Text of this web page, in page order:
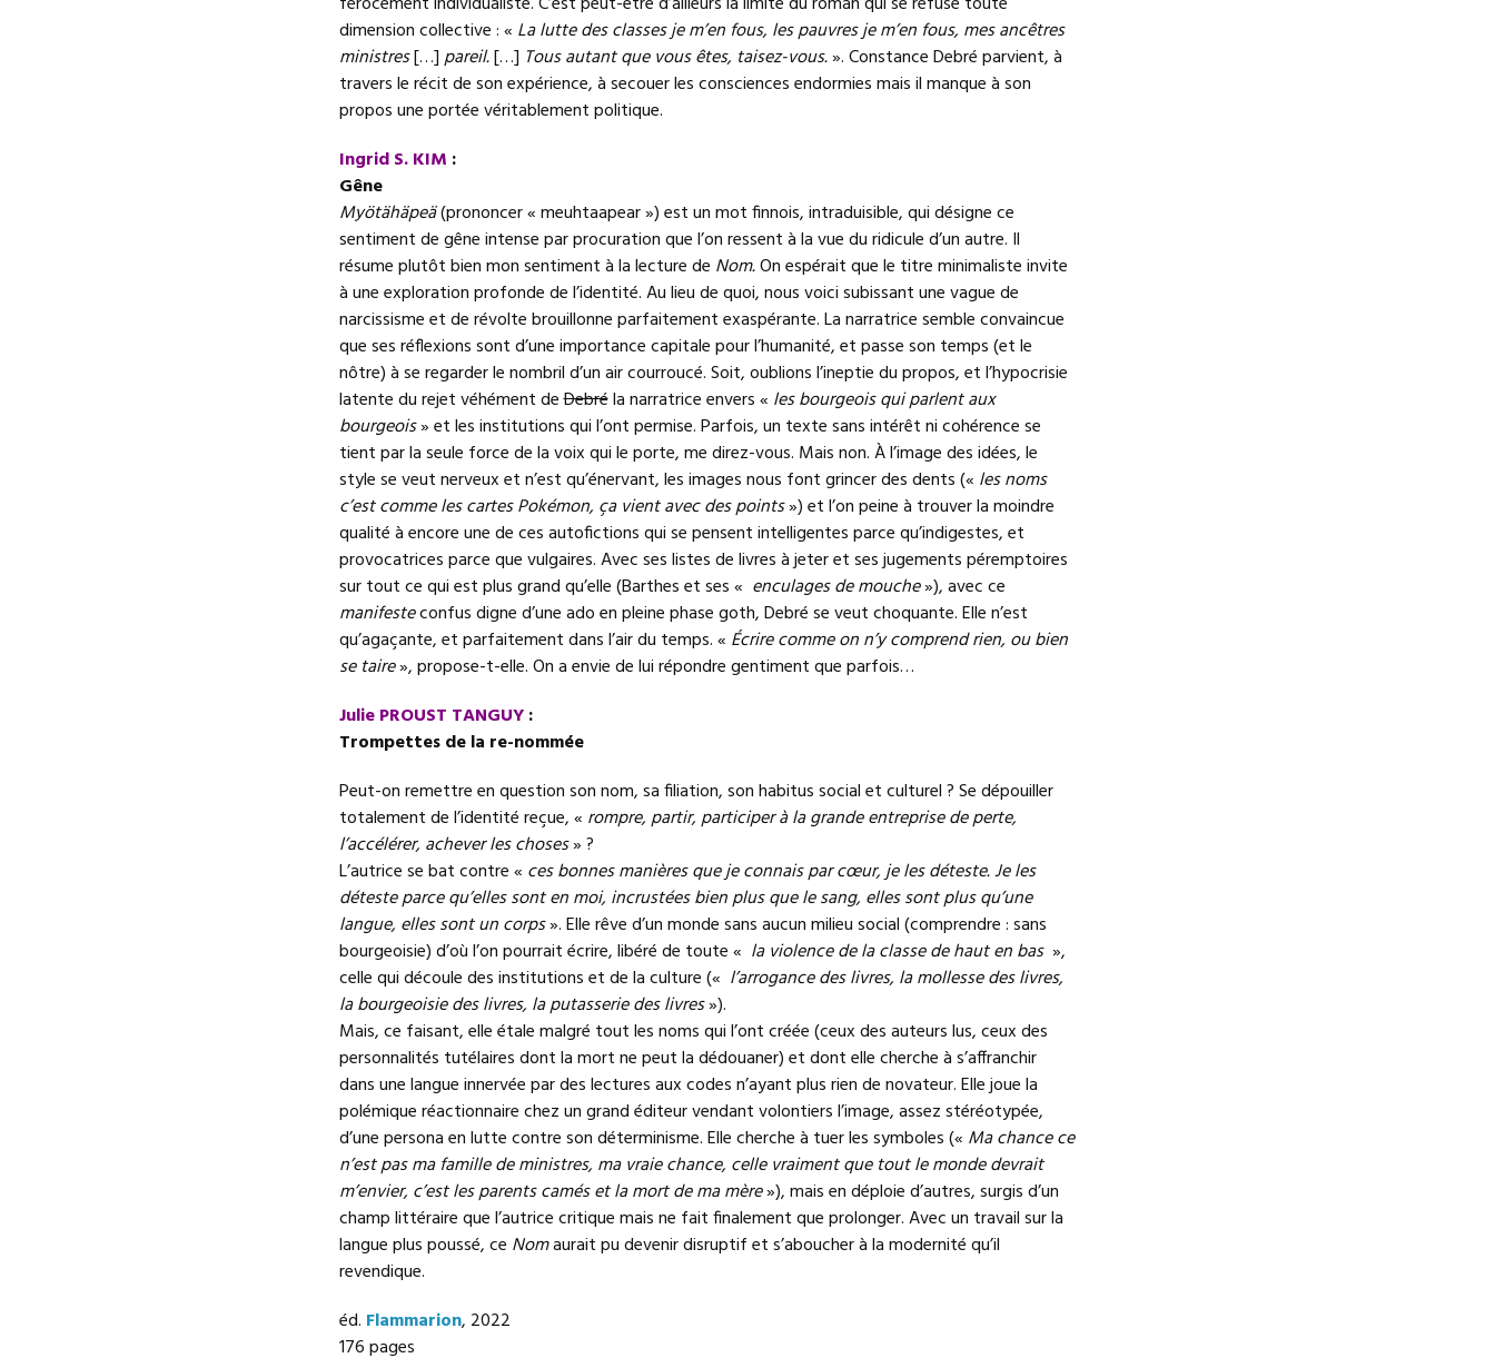
dimension collective : « La lutte des classes je m’en fous, les pauvres je m’en fous, mes ancêtres
ministres[…]pareil.[…] Tous autant que vous êtes, taisez-vous.». Constance Debré parvient, à
travers le récit de son expérience, à secouer les consciences endormies mais il manque à son
propos une portée véritablement politique.
Ingrid S. KIM :
Gêne
Myötähäpeä(prononcer « meuhtaapear ») est un mot finnois, intraduisible, qui désigne ce
sentiment de gêne intense par procuration que l’on ressent à la vue du ridicule d’un autre. Il
résume plutôt bien mon sentiment à la lecture de Nom.On espérait que le titre minimaliste invite
à une exploration profonde de l’identité. Au lieu de quoi, nous voici subissant une vague de
narcissisme et de révolte brouillonne parfaitement exaspérante. La narratrice semble convaincue
que ses réflexions sont d’une importance capitale pour l’humanité, et passe son temps (et le
nôtre) à se regarder le nombril d’un air courroucé. Soit, oublions l’ineptie du propos, et l’hypocrisie
latente du rejet véhément deDebréla narratrice envers « les bourgeois qui parlent aux
bourgeois» et les institutions qui l’ont permise. Parfois, un texte sans intérêt ni cohérence se
tient par la seule force de la voix qui le porte, me direz-vous. Mais non. À l’image des idées, le
style se veut nerveux et n’est qu’énervant, les images nous font grincer des dents (« les noms
c’est comme les cartes Pokémon, ça vient avec des points») et l’on peine à trouver la moindre
qualité à encore une de ces autofictions qui se pensent intelligentes parce qu’indigestes, et
provocatrices parce que vulgaires. Avec ses listes de livres à jeter et ses jugements péremptoires
sur tout ce qui est plus grand qu’elle (Barthes et ses « enculages de mouche»), avec ce
manifesteconfus digne d’une ado en pleine phase goth, Debré se veut choquante. Elle n’est
qu’agaçante, et parfaitement dans l’air du temps. « Écrire comme on n’y comprend rien, ou bien
se taire», propose-t-elle. On a envie de lui répondre gentiment que parfois…
Julie PROUST TANGUY:
Trompettes de la re-nommée
Peut-on remettre en question son nom, sa filiation, son habitus social et culturel ? Se dépouiller
totalement de l’identité reçue, « rompre, partir, participer à la grande entreprise de perte,
l’accélérer, achever les choses» ?
L’autrice se bat contre « ces bonnes manières que je connais par cœur, je les déteste. Je les
déteste parce qu’elles sont en moi, incrustées bien plus que le sang, elles sont plus qu’une
langue, elles sont un corps». Elle rêve d’un monde sans aucun milieu social (comprendre : sans
bourgeoisie) d’où l’on pourrait écrire, libéré de toute « la violence de la classe de haut en bas »,
celle qui découle des institutions et de la culture (« l’arrogance des livres, la mollesse des livres,
la bourgeoisie des livres, la putasserie des livres»).
Mais, ce faisant, elle étale malgré tout les noms qui l’ont créée (ceux des auteurs lus, ceux des
personnalités tutélaires dont la mort ne peut la dédouaner) et dont elle cherche à s’affranchir
dans une langue innervée par des lectures aux codes n’ayant plus rien de novateur. Elle joue la
polémique réactionnaire chez un grand éditeur vendant volontiers l’image, assez stéréotypée,
d’une persona en lutte contre son déterminisme. Elle cherche à tuer les symboles (« Ma chance ce
n’est pas ma famille de ministres, ma vraie chance, celle vraiment que tout le monde devrait
m’envier, c’est les parents camés et la mort de ma mère»), mais en déploie d’autres, surgis d’un
champ littéraire que l’autrice critique mais ne fait finalement que prolonger. Avec un travail sur la
langue plus poussé, ce Nomaurait pu devenir disruptif et s’aboucher à la modernité qu’il
revendique.
éd. Flammarion, 2022
176 pages